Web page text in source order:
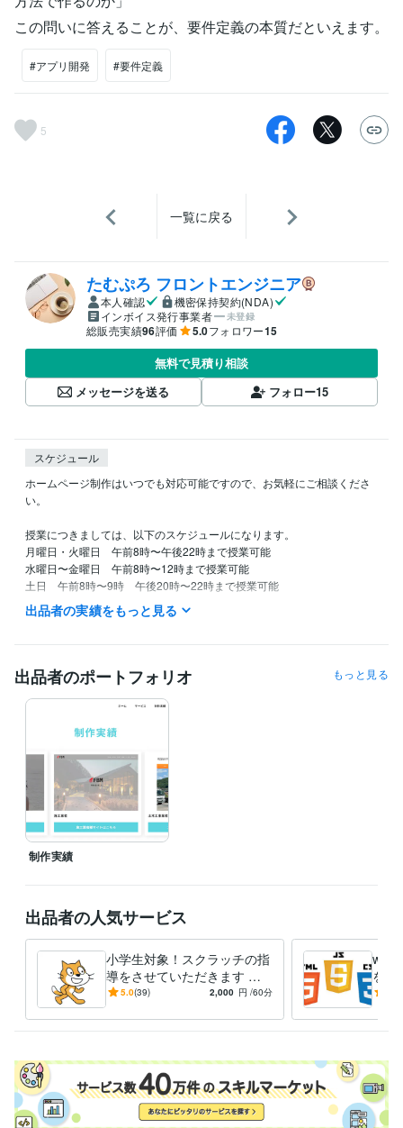
この問いに答えることが、要件定義の本質だといえます。
#アプリ開発 #要件定義
5
一覧に戻る
たむぷろ フロントエンジニア
本人確認
機密保持契約(NDA)
インボイス発行事業者
未登録
総販売実績96評価 5.0フォロワー15
無料で見積り相談
メッセージを送る
フォロー15
スケジュール
ホームページ制作はいつでも対応可能ですので、お気軽にご相談くださ
い。
授業につきましては、以下のスケジュールになります。
月曜日・火曜日　午前8時〜午後22時まで授業可能
水曜日〜金曜日　午前8時〜12時まで授業可能
土日　午前8時〜9時　午後20時〜22時まで授業可能
経験職種
Webサービス・制作 / HTMLコーダー・マークアップエンジニア
経
営業 / 法人営業 経験年数 : 3年
経営・マネジメント / 経営企画・経営戦略
2021年8月 ~ 現在
プログラミング言語・フレームワーク
CSS:4年HTML:4年JavaScript:4年
ビジネス・クリエイティブツール
Numbers:4年PowerPoint:4年Word:4年BASE:0年freee:0年
STUDIO:4年ペライチ:4年Google スプレッドシート:4年
Google スライド:4年Pages:4年Asana:4年
得意分野
Web制作・HP作成・EC構築 webサイト制作
プログラミング
オンラインレッスン・習い事 HTML・CSS・Javascrip等
出品者の実績をもっと見る
出品者のポートフォリオ もっと見る
制作実績
出品者の人気サービス
小学生対象！スクラッチの指
導をさせていただきます 現
役のプログラミングスクール
す！
5.0(39) 2,000 円 /60分
web
を教